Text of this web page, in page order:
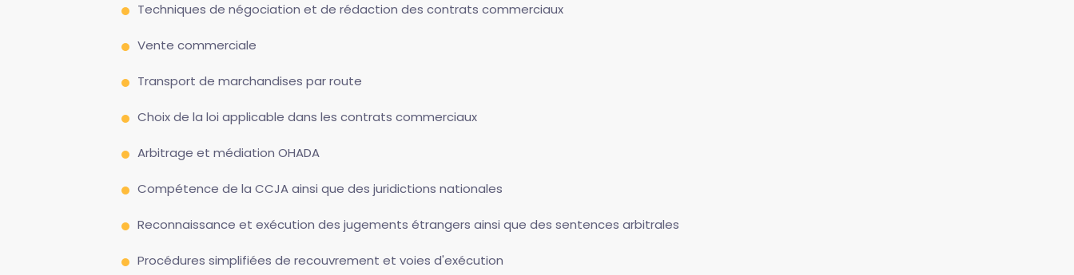
Techniques de négociation et de rédaction des contrats commerciaux
Vente commerciale
Transport de marchandises par route
Choix de la loi applicable dans les contrats commerciaux
Arbitrage et médiation OHADA
Compétence de la CCJA ainsi que des juridictions nationales
Reconnaissance et exécution des jugements étrangers ainsi que des sentences arbitrales
Procédures simplifiées de recouvrement et voies d'exécution